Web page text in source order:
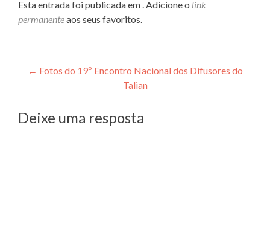
Esta entrada foi publicada em . Adicione o link
permanenteaos seus favoritos.
Navegação
Post
← Fotos do 19º Encontro Nacional dos Difusores do
Talian
Deixe uma resposta